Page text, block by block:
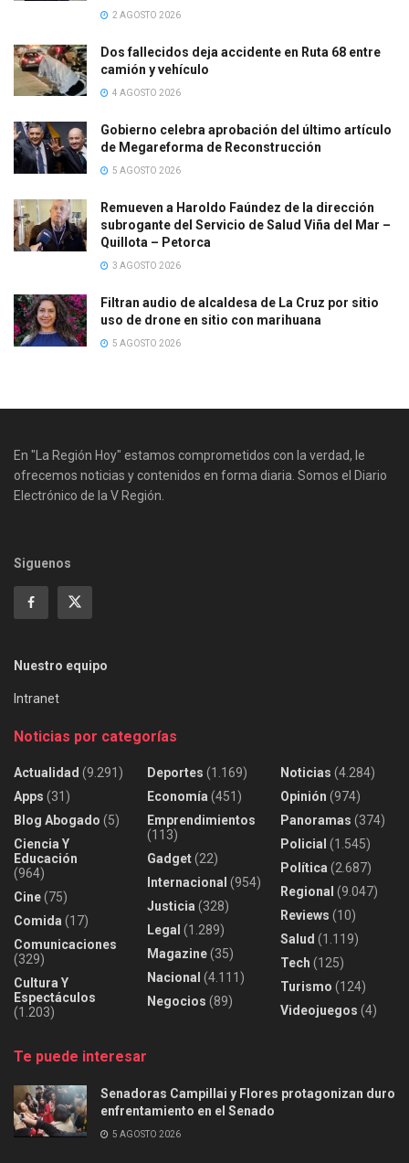
2 AGOSTO 2026
Dos fallecidos deja accidente en Ruta 68 entre
camión y vehículo
4 AGOSTO 2026
Gobierno celebra aprobación del último artículo
de Megareforma de Reconstrucción
5 AGOSTO 2026
Remueven a Haroldo Faúndez de la dirección
subrogante del Servicio de Salud Viña del Mar –
Quillota – Petorca
3 AGOSTO 2026
Filtran audio de alcaldesa de La Cruz por sitio
uso de drone en sitio con marihuana
5 AGOSTO 2026
En "La Región Hoy" estamos comprometidos con la verdad, le
ofrecemos noticias y contenidos en forma diaria. Somos el Diario
Electrónico de la V Región.
Siguenos
Nuestro equipo
Intranet
Noticias por categorías
Actualidad (9.291)
Apps (31)
Blog Abogado (5)
Ciencia Y
Educación
(964)
Cine(75)
Comida (17)
Comunicaciones
(329)
Cultura Y
Espectáculos
(1.203)
Deportes (1.169)
Economía (451)
Emprendimientos
(113)
Gadget(22)
Internacional (954)
Justicia (328)
Legal (1.289)
Magazine(35)
Nacional (4.111)
Negocios (89)
Noticias (4.284)
Opinión (974)
Panoramas (374)
Policial (1.545)
Política (2.687)
Regional (9.047)
Reviews (10)
Salud (1.119)
Tech (125)
Turismo (124)
Videojuegos (4)
Te puede interesar
Senadoras Campillai y Flores protagonizan duro
enfrentamiento en el Senado
5 AGOSTO 2026